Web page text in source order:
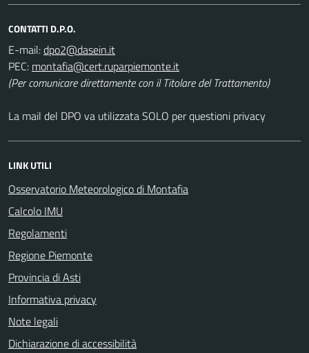
CONTATTI D.P.O.
E-mail:
PEC:
(Per comunicare direttamente con il Titolare del Trattamento)
La mail del DPO va utilizzata SOLO per questioni privacy
LINK UTILI
Osservatorio Meteorologico di Montafia
Calcolo IMU
Regolamenti
Regione Piemonte
Provincia di Asti
Informativa privacy
Note legali
Dichiarazione di accessibilità